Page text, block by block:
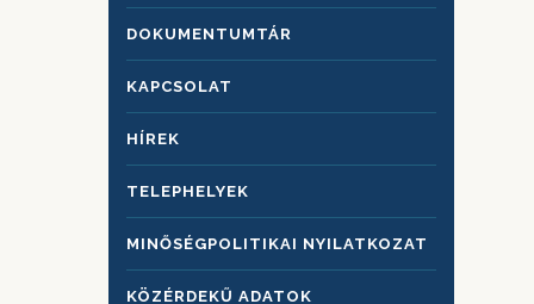
DOKUMENTUMTÁR
KAPCSOLAT
HÍREK
TELEPHELYEK
MINŐSÉGPOLITIKAI NYILATKOZAT
KÖZÉRDEKŰ ADATOK